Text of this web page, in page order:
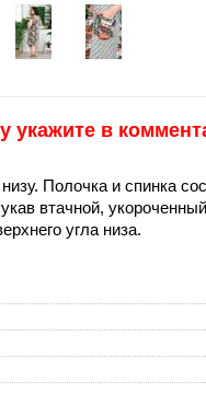
в
Полочка и спинка
втачной,
угла низа.